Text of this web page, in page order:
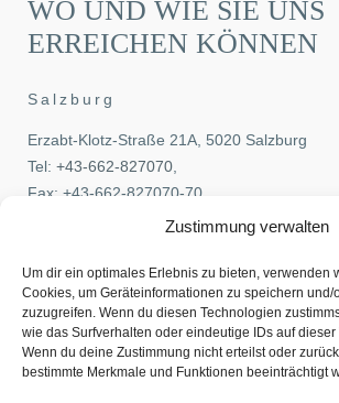
Zustimmung verwalten
Um dir ein optimales Erlebnis zu bieten, verwenden
Cookies, um Geräteinformationen zu speichern und/
zuzugreifen. Wenn du diesen Technologien
wie das Surfverhalten oder eindeutige IDs auf
Wenn du deine Zustimmung nicht erteilst oder
bestimmte Merkmale und Funktionen beeinträchtigt
WO UND WIE SIE UNS
ERREICHEN KÖNNEN
Salzburg
Erzabt-Klotz-Straße 21A, 5020 Salzburg
Tel: +43-662-827070
Fax: +43-662-827070-70
office@pehb.at
Wien
Löwelstraße 14, 1010 Wien
Tel:+43-1-5336770,
Fax: +43-1-5336770-70